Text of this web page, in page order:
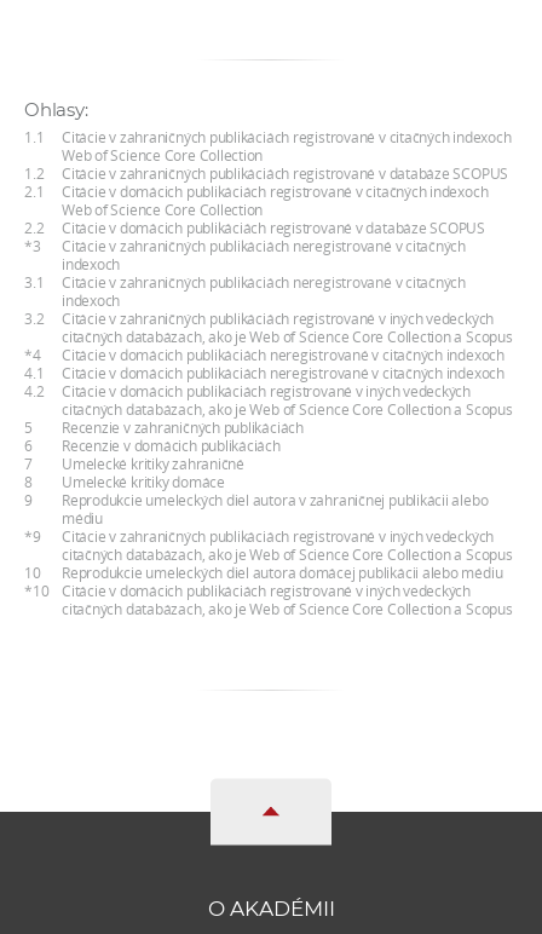
o
n
o
c
h
Ohlasy:
1.1
Citácie v zahraničných publikáciách registrované v citačných indexoch
Web of Science Core Collection
1.2
Citácie v zahraničných publikáciách registrované v databáze SCOPUS
2.1
Citácie v domácich publikáciách registrované v citačných indexoch
Web of Science Core Collection
2.2
Citácie v domácich publikáciách registrované v databáze SCOPUS
*3
Citácie v zahraničných publikáciách neregistrované v citačných
indexoch
3.1
Citácie v zahraničných publikáciách neregistrované v citačných
indexoch
3.2
Citácie v zahraničných publikáciách registrované v iných vedeckých
citačných databázach, ako je Web of Science Core Collection a Scopus
*4
Citácie v domácich publikáciách neregistrované v citačných indexoch
4.1
Citácie v domácich publikáciách neregistrované v citačných indexoch
4.2
Citácie v domácich publikáciách registrované v iných vedeckých
citačných databázach, ako je Web of Science Core Collection a Scopus
5
Recenzie v zahraničných publikáciách
6
Recenzie v domácich publikáciách
7
Umelecké kritiky zahraničné
8
Umelecké kritiky domáce
9
Reprodukcie umeleckých diel autora v zahraničnej publikácii alebo
médiu
*9
Citácie v zahraničných publikáciách registrované v iných vedeckých
citačných databázach, ako je Web of Science Core Collection a Scopus
10
Reprodukcie umeleckých diel autora domácej publikácii alebo médiu
*10
Citácie v domácich publikáciách registrované v iných vedeckých
citačných databázach, ako je Web of Science Core Collection a Scopus
O AKADÉMII